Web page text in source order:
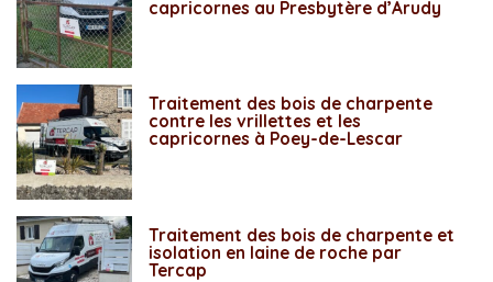
capricornes au Presbytère d’Arudy
Traitement des bois de charpente
contre les vrillettes et les
capricornes à Poey-de-Lescar
Traitement des bois de charpente et
isolation en laine de roche par
Tercap